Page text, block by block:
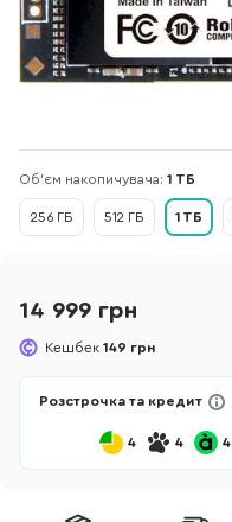
Об'єм накопичувача: 1 ТБ
256 ГБ 512 ГБ 1 ТБ
14 999 грн
Кешбек 149 грн
Розстрочка та кредит
4 4 4